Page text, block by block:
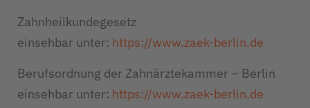
Zahnheilkundegesetz
einsehbar unter: https://www.zaek-berlin.de
Berufsordnung der Zahnärztekammer – Berlin
einsehbar unter: https://www.zaek-berlin.de